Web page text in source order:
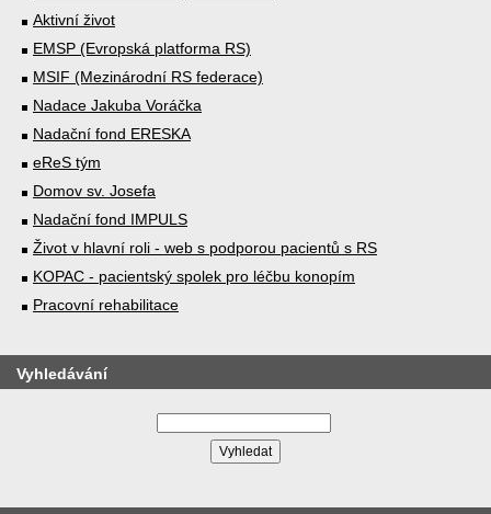
Aktivní život
EMSP (Evropská platforma RS)
MSIF (Mezinárodní RS federace)
Nadace Jakuba Voráčka
Nadační fond ERESKA
eReS tým
Domov sv. Josefa
Nadační fond IMPULS
Život v hlavní roli - web s podporou pacientů s RS
KOPAC - pacientský spolek pro léčbu konopím
Pracovní rehabilitace
Vyhledávání